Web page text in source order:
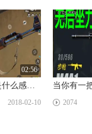
02:56
当你有了一个八倍AK是什么感觉 终结者2激燃混剪
2018-02-10
☑
2074